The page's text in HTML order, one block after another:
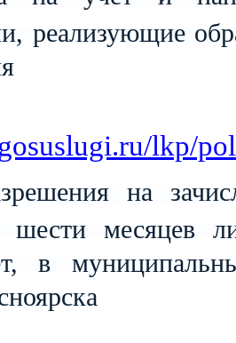
реализующие
lkp/
на
шести месяцев
в